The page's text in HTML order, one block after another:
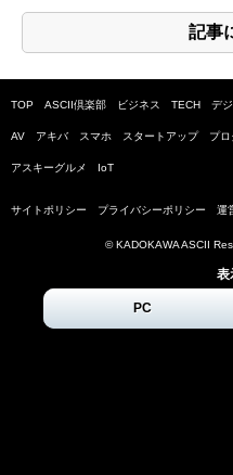
記事
TOP ASCII倶楽部 ビジネス TECH デ
AV アキバ スマホ スタートアップ プ
アスキーグルメ IoT
サイトポリシー プライバシーポリシー 運
© KADOKAWA ASCII
表
PC